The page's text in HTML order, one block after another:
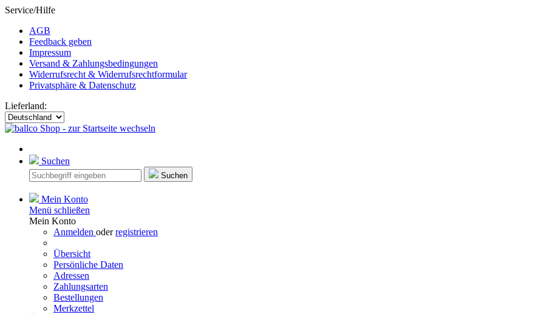
Service/Hilfe
AGB
Feedback geben
Impressum
Versand & Zahlungsbedingungen
Widerrufsrecht & Widerrufsrechtformular
Privatsphäre & Datenschutz
Lieferland:
Suchen
Suchen
Mein Konto
Menü schließen
Mein Konto
Anmelden oderregistrieren
Übersicht
Persönliche Daten
Adressen
Zahlungsarten
Bestellungen
Merkzettel